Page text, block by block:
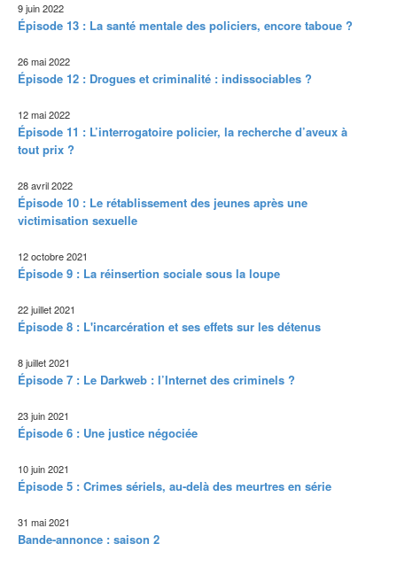
9 juin 2022
Épisode 13 : La santé mentale des policiers, encore taboue ?
26 mai 2022
Épisode 12 : Drogues et criminalité : indissociables ?
12 mai 2022
Épisode 11 : L’interrogatoire policier, la recherche d’aveux à
tout prix ?
28 avril 2022
Épisode 10 : Le rétablissement des jeunes après une
victimisation sexuelle
12 octobre 2021
Épisode 9 : La réinsertion sociale sous la loupe
22 juillet 2021
Épisode 8 : L'incarcération et ses effets sur les détenus
8 juillet 2021
Épisode 7 : Le Darkweb : l’Internet des criminels ?
23 juin 2021
Épisode 6 : Une justice négociée
10 juin 2021
Épisode 5 : Crimes sériels, au-delà des meurtres en série
31 mai 2021
Bande-annonce : saison 2